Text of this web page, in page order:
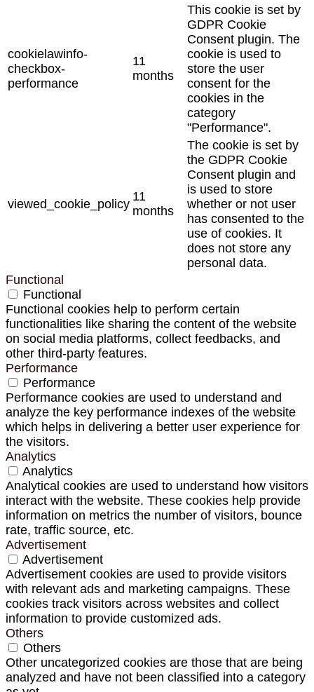
cookielawinfo-
checkbox-
performance
11
months
This cookie is set by
GDPR Cookie
Consent plugin. The
cookie is used to
store the user
consent for the
cookies in the
category
"Performance".
viewed_cookie_policy
11
months
The cookie is set by
the GDPR Cookie
Consent plugin and
is used to store
whether or not user
has consented to the
use of cookies. It
does not store any
personal data.
Functional
Functional
Functional cookies help to perform certain
functionalities like sharing the content of the website
on social media platforms, collect feedbacks, and
other third-party features.
Performance
Performance
Performance cookies are used to understand and
analyze the key performance indexes of the website
which helps in delivering a better user experience for
the visitors.
Analytics
Analytics
Analytical cookies are used to understand how visitors
interact with the website. These cookies help provide
information on metrics the number of visitors, bounce
rate, traffic source, etc.
Advertisement
Advertisement
Advertisement cookies are used to provide visitors
with relevant ads and marketing campaigns. These
cookies track visitors across websites and collect
information to provide customized ads.
Others
Others
Other uncategorized cookies are those that are being
analyzed and have not been classified into a category